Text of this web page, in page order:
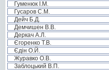
Гуменюк І.М.
Гусаров С.М.
Дейч Б.Д.
Демчишен В.В.
Деркач А.Л.
Єгоренко Т.В.
Єдін О.Й.
Журавко О.В.
Заблоцький В.П.